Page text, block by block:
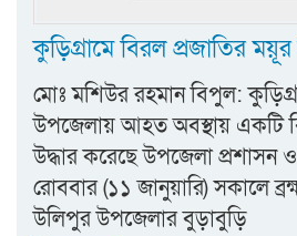
কুড়িগ্রামে বিরল প্রজাতির ময়ূর
মোঃ মশিউর রহমান বিপুল:
উপজেলায় আহত অবস্থায় একটি
উদ্ধার করেছে উপজেলা প্রশাসন
রোববার (১১ জানুয়ারি) সকালে
উলিপুর উপজেলার বুড়াবুড়ি